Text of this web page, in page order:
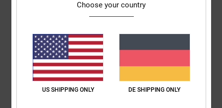
Durchschnittliche Bewertung
5.0
basierend auf1 verifizierten Bewertungen
0% unserer Kunden empfehlen dieses Produkt
Choose your country
US SHIPPING ONLY DE SHIPPING ONLY